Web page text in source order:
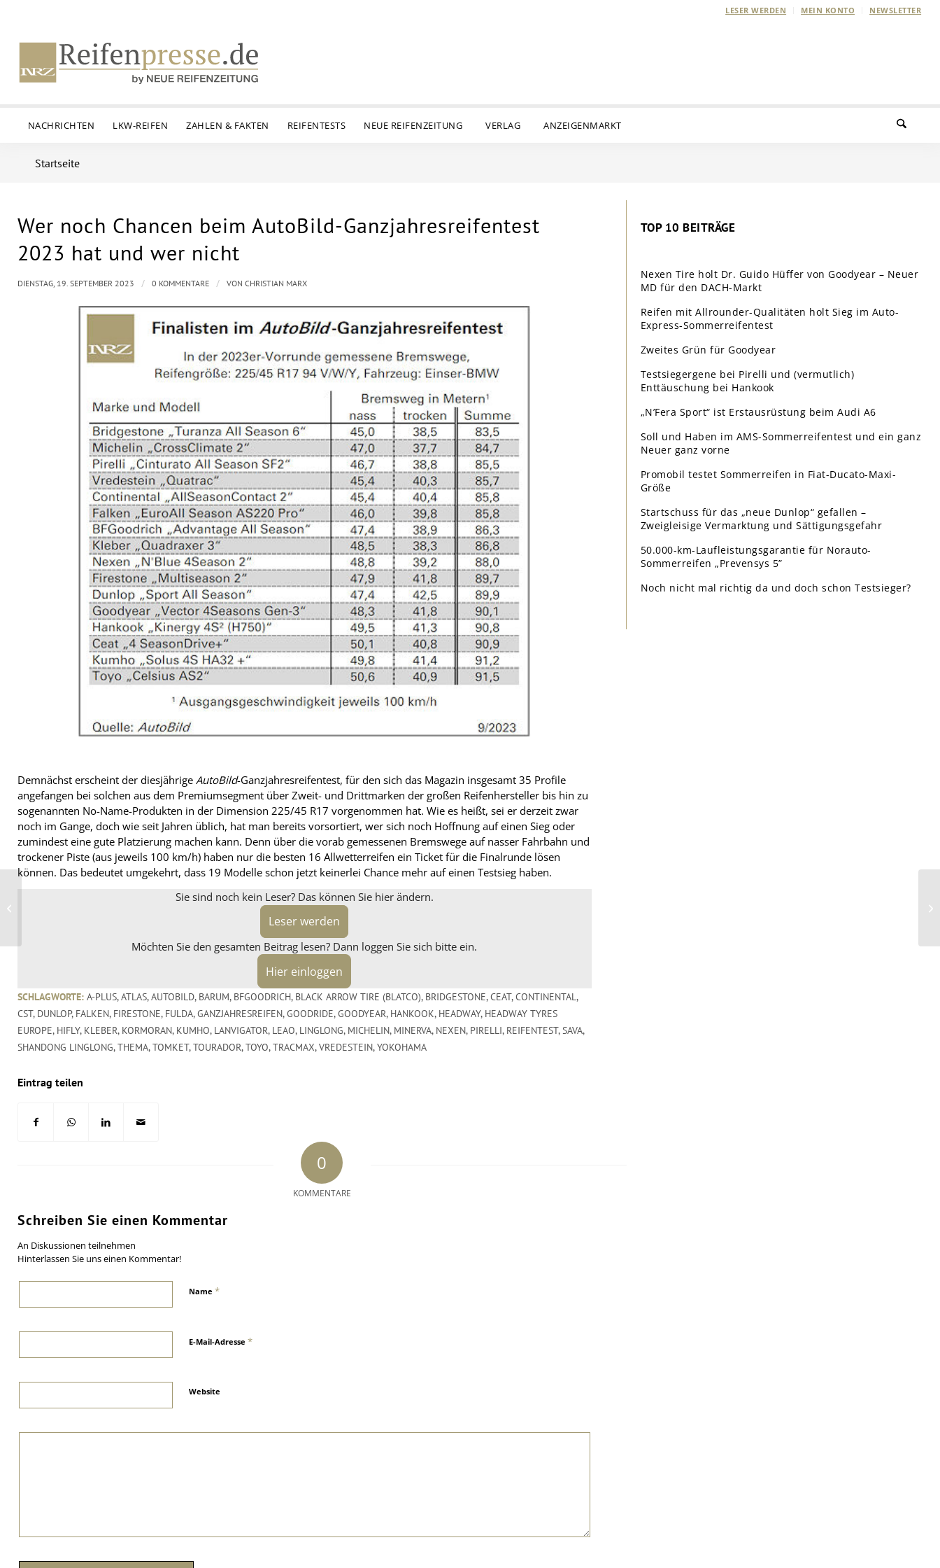
LESER WERDEN MEIN KONTO NEWSLETTER
NACHRICHTEN LKW-REIFEN ZAHLEN & FAKTEN REIFENTESTS NEUE REIFENZEITUNG VERLAG ANZEIGENMARKT
Startseite
Wer noch Chancen beim AutoBild-Ganzjahresreifentest
2023 hat und wer nicht
Demnächst erscheint der diesjährige AutoBild-Ganzjahresreifentest, für den sich das Magazin insgesamt 35 Profile
angefangen bei solchen aus dem Premiumsegment über Zweit- und Drittmarken der großen Reifenhersteller bis hin zu
sogenannten No-Name-Produkten in der Dimension 225/45 R17 vorgenommen hat. Wie es heißt, sei er derzeit zwar
noch im Gange, doch wie seit Jahren üblich, hat man bereits vorsortiert, wer sich noch Hoffnung auf einen Sieg oder
zumindest eine gute Platzierung machen kann. Denn über die vorab gemessenen Bremswege auf nasser Fahrbahn und
trockener Piste (aus jeweils 100 km/h) haben nur die besten 16 Allwetterreifen ein Ticket für die Finalrunde lösen
können. Das bedeutet umgekehrt, dass 19 Modelle schon jetzt keinerlei Chance mehr auf einen Testsieg haben.
Sie sind noch kein Leser? Das können Sie hier ändern.
Leser werden
Möchten Sie den gesamten Beitrag lesen? Dann loggen Sie sich bitte ein.
Hier einloggen
DIENSTAG, 19. SEPTEMBER 2023 / 0 KOMMENTARE / VON CHRISTIAN MARX
SCHLAGWORTE: A-PLUS,ATLAS,AUTOBILD, BARUM, BFGOODRICH, BLACK ARROW TIRE (BLATCO), BRIDGESTONE,CEAT,CONTINENTAL,
CST, DUNLOP, FALKEN, FIRESTONE, FULDA,GANZJAHRESREIFEN,GOODRIDE,GOODYEAR, HANKOOK, HEADWAY, HEADWAY TYRES
EUROPE, HIFLY, KLEBER, KORMORAN, KUMHO, LANVIGATOR, LEAO, LINGLONG, MICHELIN, MINERVA, NEXEN, PIRELLI, REIFENTEST,SAVA,
SHANDONG LINGLONG,THEMA,TOMKET,TOURADOR,TOYO,TRACMAX,VREDESTEIN,YOKOHAMA
Eintrag teilen
0
KOMMENTARE
Schreiben Sie einen Kommentar
An Diskussionen teilnehmen
Hinterlassen Sie uns einen Kommentar!
Name *
E-Mail-Adresse *
Website
TOP 10 BEITRÄGE
Nexen Tire holt Dr. Guido Hüffer von Goodyear – Neuer
MD für den DACH-Markt
Reifen mit Allrounder-Qualitäten holt Sieg im Auto-
Express-Sommerreifentest
Zweites Grün für Goodyear
Testsiegergene bei Pirelli und (vermutlich)
Enttäuschung bei Hankook
„N’Fera Sport“ ist Erstausrüstung beim Audi A6
Soll und Haben im AMS-Sommerreifentest und ein ganz
Neuer ganz vorne
Promobil testet Sommerreifen in Fiat-Ducato-Maxi-
Größe
Startschuss für das „neue Dunlop“ gefallen –
Zweigleisige Vermarktung und Sättigungsgefahr
50.000-km-Laufleistungsgarantie für Norauto-
Sommerreifen „Prevensys 5”
Noch nicht mal richtig da und doch schon Testsieger?